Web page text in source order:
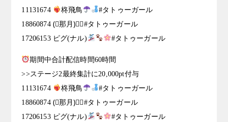
11131674
柊飛鳥
#タトゥーガール
18860874 (⃔那月)⃕↝#タトゥーガール
17206153 ピグ(ナル)
#タトゥーガール
期間中合計配信時間60時間
>>ステージ2最終集計に20,000pt付与
11131674
柊飛鳥
#タトゥーガール
18860874 (⃔那月)⃕↝#タトゥーガール
17206153 ピグ(ナル)
#タトゥーガール